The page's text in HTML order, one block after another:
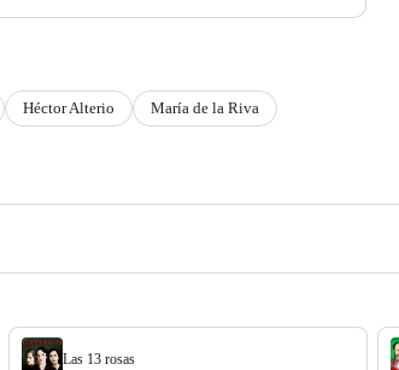
Héctor Alterio María de la Riva
Las 13 rosas